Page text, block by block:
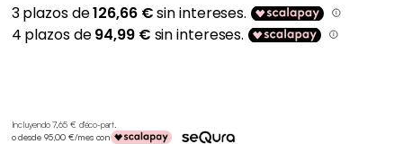
Incluyendo 7,65 € d'éco-part.
o desde 95,00 €/mes con